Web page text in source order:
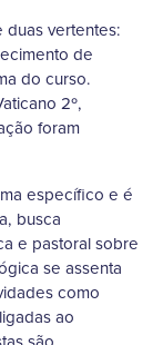
vertentes:
de
do curso.
2º,
foram
específico e é
busca
e pastoral sobre
se assenta
como
ao